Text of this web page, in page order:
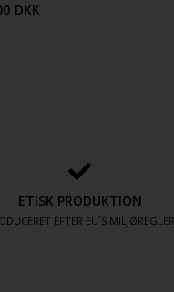
DKK
ETISK PRODUKTION
EFTER EU´S MILJØREGLER